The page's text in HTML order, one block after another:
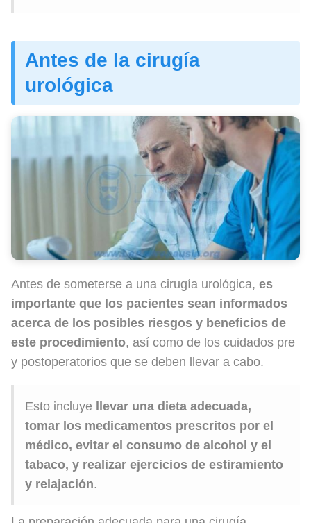
Antes de la cirugía
urológica
Antes de someterse a una cirugía urológica, es
importante que los pacientes sean informados
acerca de los posibles riesgos y beneficios de
este procedimiento, así como de los cuidados pre
y postoperatorios que se deben llevar a cabo.
Esto incluye
llevar una dieta adecuada,
tomar los medicamentos prescritos por el
médico, evitar el consumo de alcohol y el
tabaco, y realizar ejercicios de estiramiento
y relajación.